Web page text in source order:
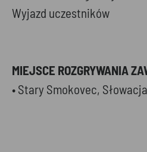
Wyjazd uczestników
MIEJSCE ROZGRYWANIA
• Stary Smokovec, Słowacja.